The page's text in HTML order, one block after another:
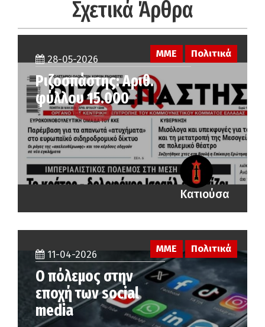
Σχετικά Άρθρα
ΜΜΕ Πολιτικά
28-05-2026
Ριζοσπάστης: Αριθ.
φύλλου 15.000
Κατιούσα
11-04-2026
Ο πόλεμος στην
εποχή των social
media
ΜΜΕ Πολιτικά